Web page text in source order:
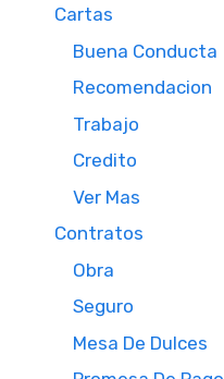
Cartas
Buena Conducta
Recomendacion
Trabajo
Credito
Ver Mas
Contratos
Obra
Seguro
Mesa De Dulces